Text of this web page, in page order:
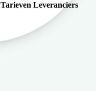
Tarieven Leveranciers